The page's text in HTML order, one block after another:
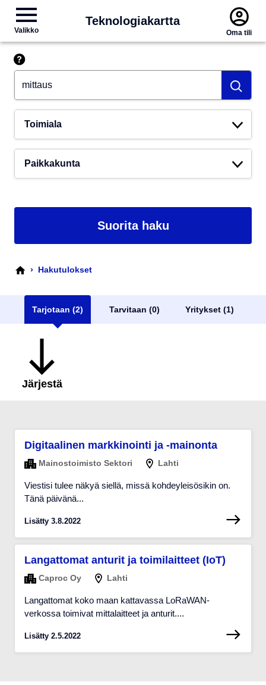
Valikko
Teknologiakartta
Oma tili
Suorita haku
› Hakutulokset
Tarjotaan (2) Tarvitaan (0) Yritykset (1)
Järjestä
Digitaalinen markkinointi ja -mainonta
Mainostoimisto Sektori Lahti
Viestisi tulee näkyä siellä, missä kohdeyleisösikin on.
Tänä päivänä...
Lisätty 3.8.2022
Langattomat anturit ja toimilaitteet (IoT)
Caproc Oy Lahti
Langattomat koko maan kattavassa LoRaWAN-
verkossa toimivat mittalaitteet ja anturit....
Lisätty 2.5.2022